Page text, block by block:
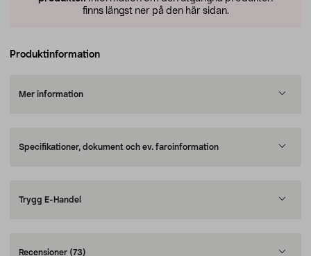
finns längst ner på den här sidan.
Produktinformation
Mer information
Specifikationer, dokument och ev. faroinformation
Trygg E-Handel
Recensioner (73)